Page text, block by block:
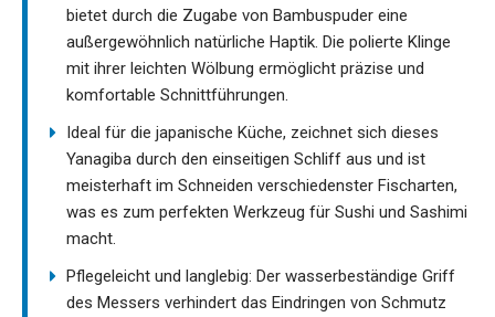
bietet durch die Zugabe von Bambuspuder eine
außergewöhnlich natürliche Haptik. Die polierte Klinge
mit ihrer leichten Wölbung ermöglicht präzise und
komfortable Schnittführungen.
Ideal für die japanische Küche, zeichnet sich dieses
Yanagiba durch den einseitigen Schliff aus und ist
meisterhaft im Schneiden verschiedenster Fischarten,
was es zum perfekten Werkzeug für Sushi und Sashimi
macht.
Pflegeleicht und langlebig: Der wasserbeständige Griff
des Messers verhindert das Eindringen von Schmutz